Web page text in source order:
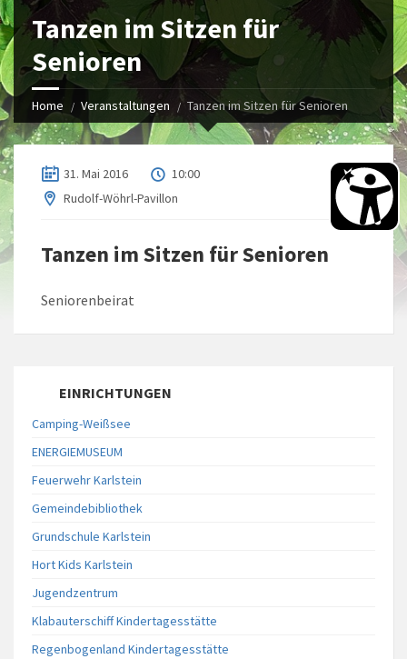
Tanzen im Sitzen für
Senioren
Home Veranstaltungen Tanzen im Sitzen für Senioren
31. Mai 2016
10:00
Rudolf-Wöhrl-Pavillon
Tanzen im Sitzen für Senioren
Seniorenbeirat
EINRICHTUNGEN
Camping-Weißsee
ENERGIEMUSEUM
Feuerwehr Karlstein
Gemeindebibliothek
Grundschule Karlstein
Hort Kids Karlstein
Jugendzentrum
Klabauterschiff Kindertagesstätte
Regenbogenland Kindertagesstätte